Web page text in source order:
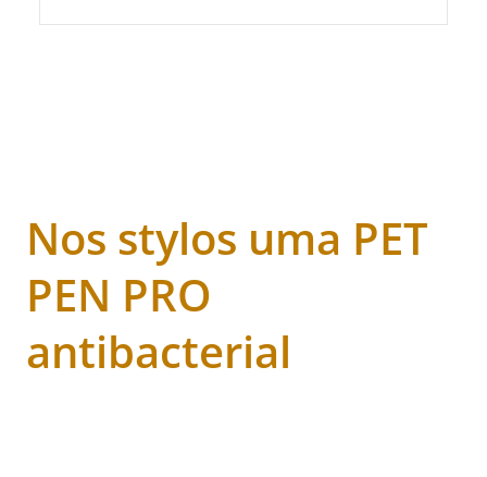
Nos stylos uma PET
PEN PRO
antibacterial